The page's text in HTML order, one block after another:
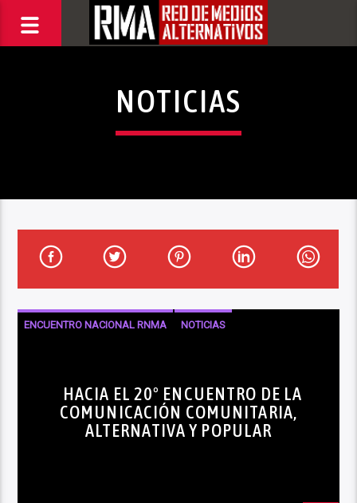
NOTICIAS
ENCUENTRO NACIONAL RNMA NOTICIAS
HACIA EL 20º ENCUENTRO DE LA
COMUNICACIÓN COMUNITARIA,
ALTERNATIVA Y POPULAR